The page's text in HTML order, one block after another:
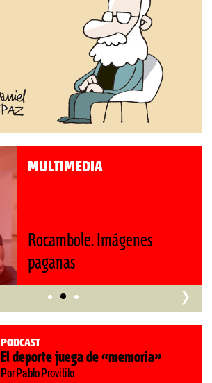
MULTIMEDIA
›
Podcast
El deporte juega de «memoria»
Por Pablo Provitilo